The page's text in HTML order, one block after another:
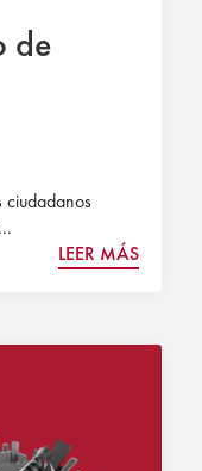
de
ciudadanos
LEER MÁS